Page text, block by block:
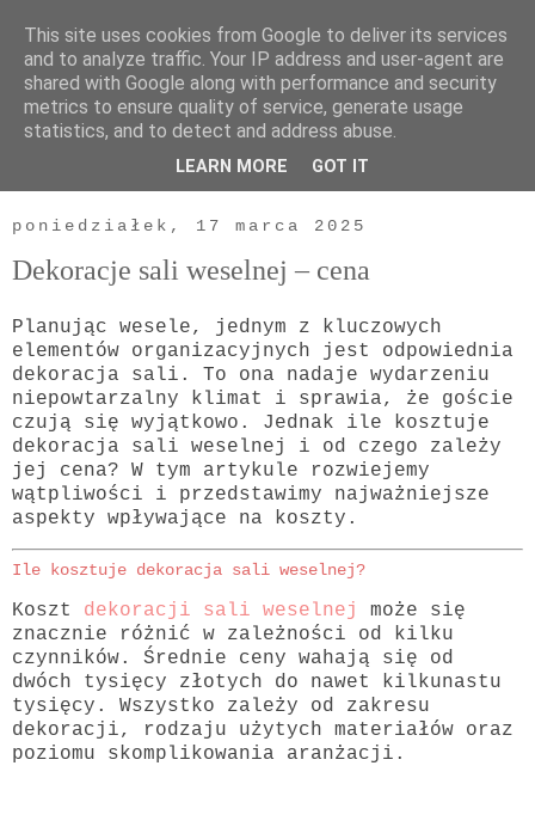
poniedziałek, 17 marca 2025
Dekoracje sali weselnej – cena
Planując wesele, jednym z kluczowych
elementów organizacyjnych jest odpowiednia
dekoracja sali. To ona nadaje wydarzeniu
niepowtarzalny klimat i sprawia, że goście
czują się wyjątkowo. Jednak ile kosztuje
dekoracja sali weselnej i od czego zależy
jej cena? W tym artykule rozwiejemy
wątpliwości i przedstawimy najważniejsze
aspekty wpływające na koszty.
Ile kosztuje dekoracja sali weselnej?
Koszt dekoracji sali weselnej
może się
znacznie różnić w zależności od kilku
czynników. Średnie ceny wahają się od
dwóch tysięcy złotych do nawet kilkunastu
tysięcy. Wszystko zależy od zakresu
dekoracji, rodzaju użytych materiałów oraz
poziomu skomplikowania aranżacji.
This site uses cookies from Google to deliver its services
and to analyze traffic. Your IP address and user-agent are
shared with Google along with performance and security
metrics to ensure quality of service, generate usage
statistics, and to detect and address abuse.
LEARN MORE GOT IT